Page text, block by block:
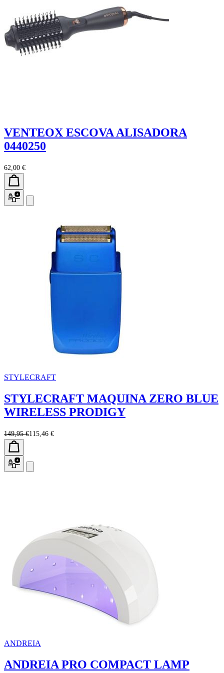
VENTEOX ESCOVA ALISADORA
0440250
62,00 €
STYLECRAFT
STYLECRAFT MAQUINA ZERO BLUE
WIRELESS PRODIGY
149,95 €115,46 €
ANDREIA
ANDREIA PRO COMPACT LAMP